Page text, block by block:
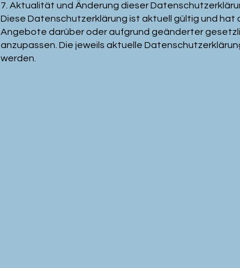
7. Aktualität und Änderung dieser
Diese Datenschutzerklärung ist aktuell gültig und hat
Angebote darüber oder aufgrund geänderter
anzupassen. Die jeweils aktuelle
werden.